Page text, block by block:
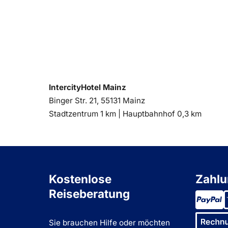
IntercityHotel Mainz
Binger Str. 21, 55131 Mainz
Entfernung
Stadtzentrum 1 km | Entfernung
Hauptbahnhof 0,3 km
Kostenlose
Reiseberatung
Sie brauchen Hilfe oder möchten